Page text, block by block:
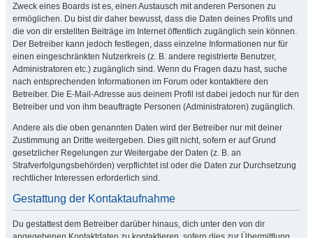
Zweck eines Boards ist es, einen Austausch mit anderen Personen zu
ermöglichen. Du bist dir daher bewusst, dass die Daten deines Profils und
die von dir erstellten Beiträge im Internet öffentlich zugänglich sein können.
Der Betreiber kann jedoch festlegen, dass einzelne Informationen nur für
einen eingeschränkten Nutzerkreis (z. B. andere registrierte Benutzer,
Administratoren etc.) zugänglich sind. Wenn du Fragen dazu hast, suche
nach entsprechenden Informationen im Forum oder kontaktiere den
Betreiber. Die E-Mail-Adresse aus deinem Profil ist dabei jedoch nur für den
Betreiber und von ihm beauftragte Personen (Administratoren) zugänglich.
Andere als die oben genannten Daten wird der Betreiber nur mit deiner
Zustimmung an Dritte weitergeben. Dies gilt nicht, sofern er auf Grund
gesetzlicher Regelungen zur Weitergabe der Daten (z. B. an
Strafverfolgungsbehörden) verpflichtet ist oder die Daten zur Durchsetzung
rechtlicher Interessen erforderlich sind.
Gestattung der Kontaktaufnahme
Du gestattest dem Betreiber darüber hinaus, dich unter den von dir